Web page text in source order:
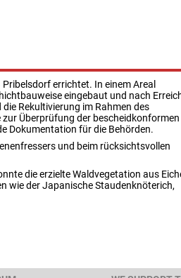
errichtet. In einem Areal
eingebaut und nach
Rekultivierung im Rahmen des
Überprüfung der bescheidkonformen
Dokumentation für die Behörden.
und beim rücksichtsvollen
die erzielte Waldvegetation aus
wie der Japanische Staudenknöterich,